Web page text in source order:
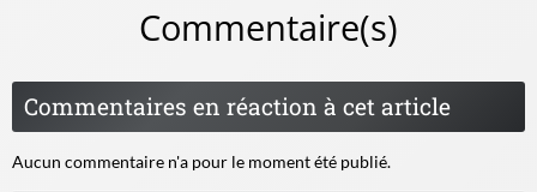
Commentaire(s)
Commentaires en réaction à cet article
Aucun commentaire n'a pour le moment été publié.